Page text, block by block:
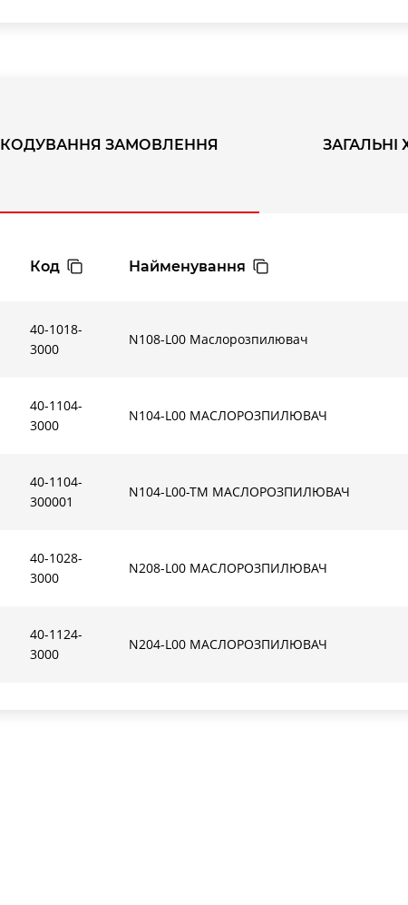
КОДУВАННЯ ЗАМОВЛЕННЯ ЗАГАЛЬНІ
Код Найменування
40-1018-
3000
N108-L00 Маслорозпилювач
40-1104-
3000
N104-L00 МАСЛОРОЗПИЛЮВАЧ
40-1104-
300001
N104-L00-TM МАСЛОРОЗПИЛЮВАЧ
40-1028-
3000
N208-L00 МАСЛОРОЗПИЛЮВАЧ
40-1124-
3000
N204-L00 МАСЛОРОЗПИЛЮВАЧ